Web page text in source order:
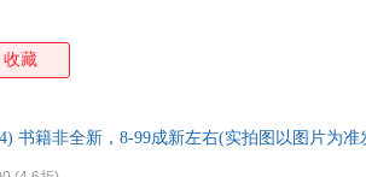
收藏
书籍非全新，8-99成新左右(实拍图以图片为准